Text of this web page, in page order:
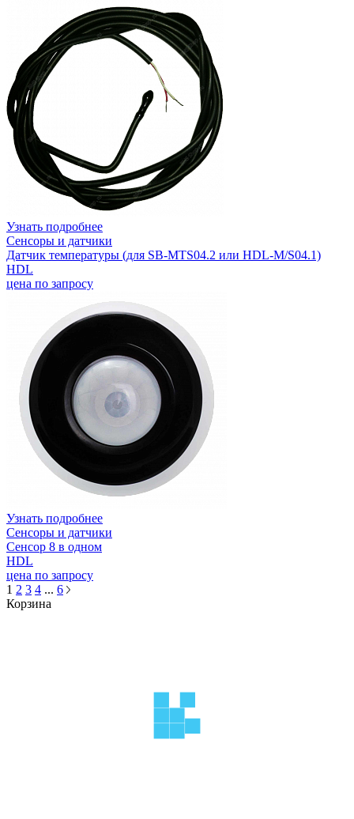
Узнать подробнее
Сенсоры и датчики
Датчик температуры (для SB-MTS04.2 или HDL-M/S04.1)
HDL
цена по запросу
Узнать подробнее
Сенсоры и датчики
Сенсор 8 в одном
HDL
цена по запросу
1 2 3 4 ... 6
Корзина